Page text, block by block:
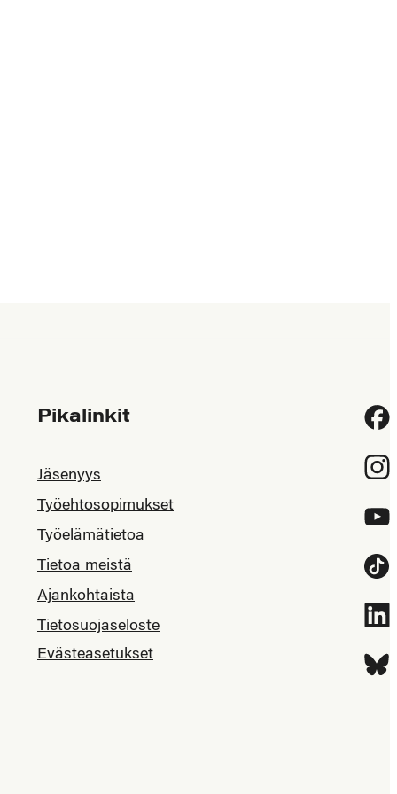
Pikalinkit
Jäsenyys
Työehtosopimukset
Työelämätietoa
Tietoa meistä
Ajankohtaista
Tietosuojaseloste
Evästeasetukset